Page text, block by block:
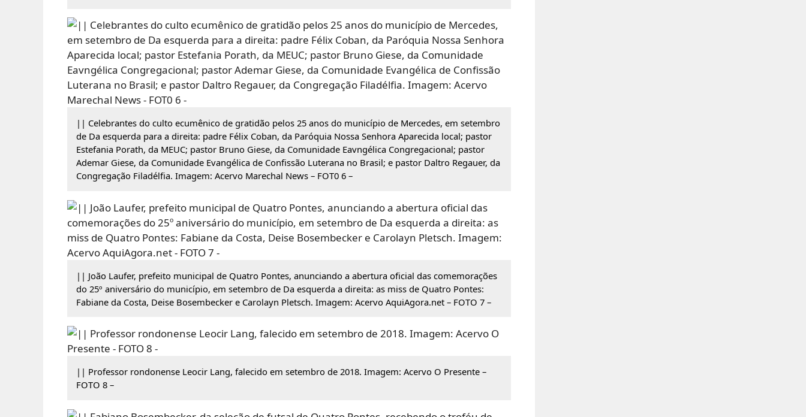
|| Celebrantes do culto ecumênico de gratidão pelos 25 anos do município de Mercedes, em setembro
de Da esquerda para a direita: padre Félix Coban, da Paróquia Nossa Senhora Aparecida local; pastor
Estefania Porath, da MEUC; pastor Bruno Giese, da Comunidade Eavngélica Congregacional; pastor
Ademar Giese, da Comunidade Evangélica de Confissão Luterana no Brasil; e pastor Daltro Regauer, da
Congregação Filadélfia. Imagem: Acervo Marechal News – FOT0 6 –
|| João Laufer, prefeito municipal de Quatro Pontes, anunciando a abertura oficial das comemorações
do 25º aniversário do município, em setembro de Da esquerda a direita: as miss de Quatro Pontes:
Fabiane da Costa, Deise Bosembecker e Carolayn Pletsch. Imagem: Acervo AquiAgora.net – FOTO 7 –
|| Professor rondonense Leocir Lang, falecido em setembro de 2018. Imagem: Acervo O Presente –
FOTO 8 –